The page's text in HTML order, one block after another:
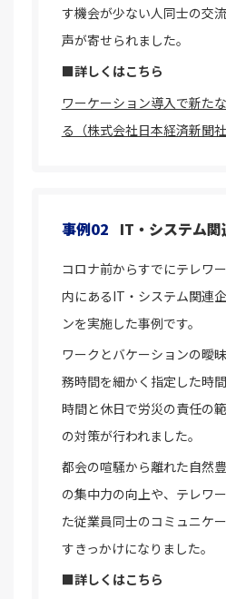
す機会が少ない人同士の交
声が寄せられました。
■詳しくはこちら
ワーケーション導入で新た
る（株式会社日本経済新聞社
事例02 IT・システム関
コロナ前からすでにテレワ
内にあるIT・システム関連
ンを実施した事例です。
ワークとバケーションの曖
務時間を細かく指定した時
時間と休日で労災の責任の
の対策が行われました。
都会の喧騒から離れた自然
の集中力の向上や、テレワ
た従業員同士のコミュニケ
すきっかけになりました。
■詳しくはこちら